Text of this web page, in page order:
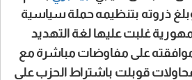
ذروته بتنظيمه حملة سياسية
غلبت عليها لغة التهديد
موافقته على مفاوضات مباشرة مع
قوبلت باشتراط الحزب على